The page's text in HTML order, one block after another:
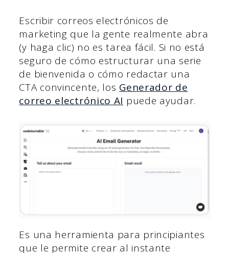
Escribir correos electrónicos de
marketing que la gente realmente abra
(y haga clic) no es tarea fácil. Si no está
seguro de cómo estructurar una serie
de bienvenida o cómo redactar una
CTA convincente, los Generador de
correo electrónico AI puede ayudar.
Es una herramienta para principiantes
que le permite crear al instante